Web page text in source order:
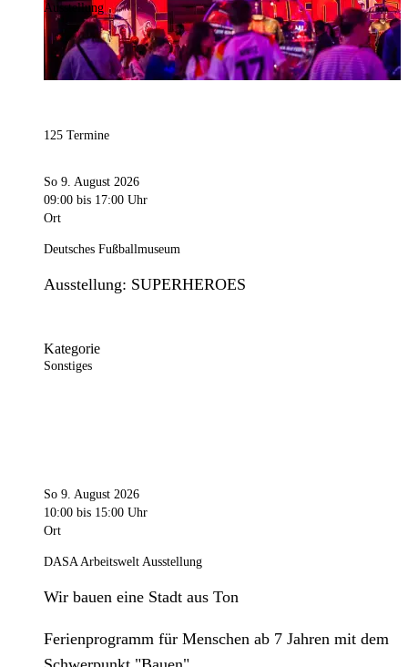
Ausstellung
125 Termine
So 9. August 2026
09:00 bis 17:00 Uhr
Ort
Deutsches Fußballmuseum
Ausstellung: SUPERHEROES
Kategorie
Sonstiges
So 9. August 2026
10:00 bis 15:00 Uhr
Ort
DASA Arbeitswelt Ausstellung
Wir bauen eine Stadt aus Ton
Ferienprogramm für Menschen ab 7 Jahren mit dem